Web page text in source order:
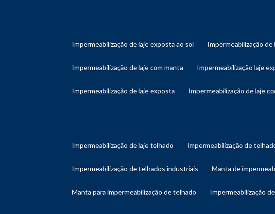
impermeabilização de laje exposta ao sol impermeabilização
impermeabilização de laje com manta impermeabilização laje
impermeabilização de laje exposta impermeabilização de laje
impermeabilização de laje telhado impermeabilização de
impermeabilização de telhados industriais manta de
manta para impermeabilização de telhado impermeabilização